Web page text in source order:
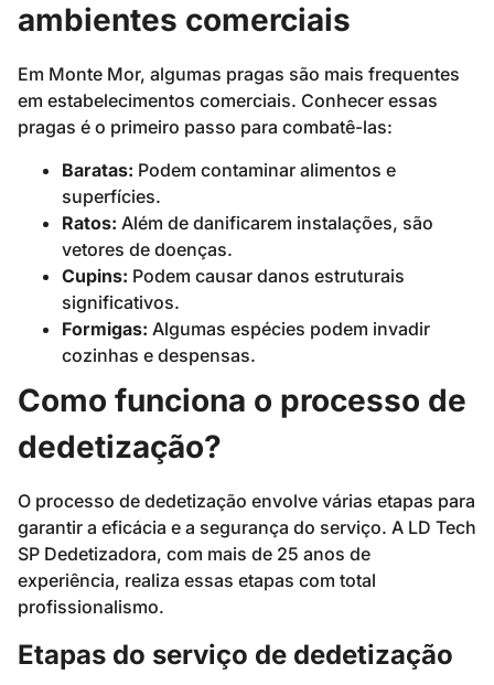
ambientes comerciais
Em Monte Mor, algumas pragas são mais frequentes
em estabelecimentos comerciais. Conhecer essas
pragas é o primeiro passo para combatê-las:
Baratas: Podem contaminar alimentos e
superfícies.
Ratos: Além de danificarem instalações, são
vetores de doenças.
Cupins: Podem causar danos estruturais
significativos.
Formigas: Algumas espécies podem invadir
cozinhas e despensas.
Como funciona o processo de
dedetização?
O processo de dedetização envolve várias etapas para
garantir a eficácia e a segurança do serviço. A LD Tech
SP Dedetizadora, com mais de 25 anos de
experiência, realiza essas etapas com total
profissionalismo.
Etapas do serviço de dedetização